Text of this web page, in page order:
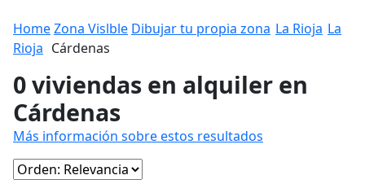
HomeZona Vislble Dibujar tu propia zona La Rioja La
Rioja Cárdenas
0 viviendas en alquiler en
Cárdenas
Más información sobre estos resultados